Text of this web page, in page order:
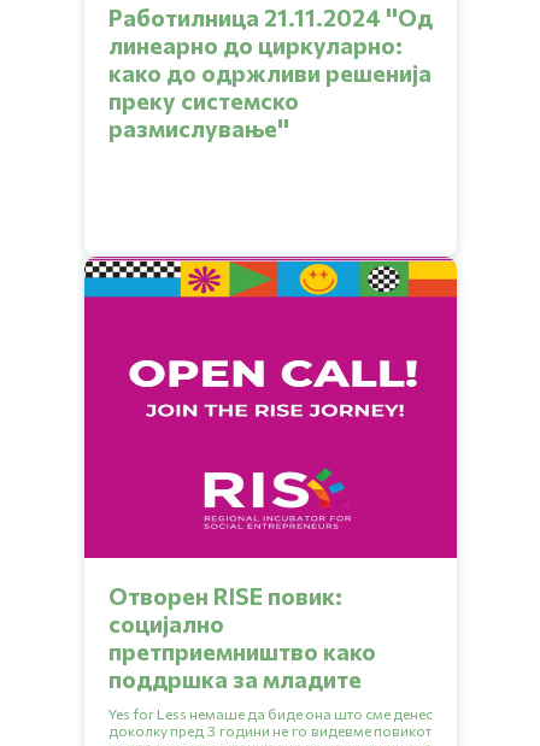
Работилница 21.11.2024 ''Од
линеарно до циркуларно:
како до одржливи решенија
преку системско
размислување''
Отворен RISE повик:
социјално
претприемништво како
поддршка за младите
Yes for Less немаше да биде она што сме денес
доколку пред 3 години не го видевме повикот